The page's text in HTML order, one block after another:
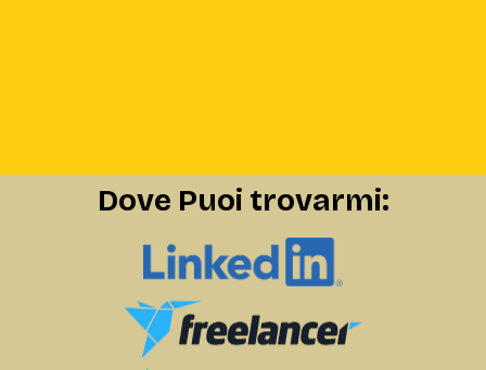
Dove Puoi trovarmi: